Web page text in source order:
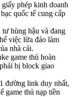
phép kinh doanh
quốc tế cung cấp
hùng hậu và đang
việc lừa đảo làm
nhà cái.
game thủ hoàn
bị block giao
đường link duy nhất,
game thủ nạp tiền